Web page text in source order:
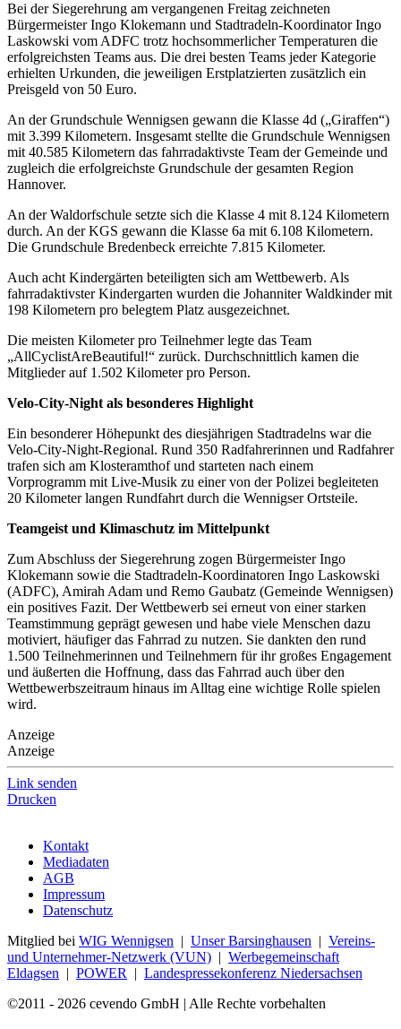
Bei der Siegerehrung am vergangenen Freitag zeichneten
Bürgermeister Ingo Klokemann und Stadtradeln-Koordinator Ingo
Laskowski vom ADFC trotz hochsommerlicher Temperaturen die
erfolgreichsten Teams aus. Die drei besten Teams jeder Kategorie
erhielten Urkunden, die jeweiligen Erstplatzierten zusätzlich ein
Preisgeld von 50 Euro.
An der Grundschule Wennigsen gewann die Klasse 4d („Giraffen“)
mit 3.399 Kilometern. Insgesamt stellte die Grundschule Wennigsen
mit 40.585 Kilometern das fahrradaktivste Team der Gemeinde und
zugleich die erfolgreichste Grundschule der gesamten Region
Hannover.
An der Waldorfschule setzte sich die Klasse 4 mit 8.124 Kilometern
durch. An der KGS gewann die Klasse 6a mit 6.108 Kilometern.
Die Grundschule Bredenbeck erreichte 7.815 Kilometer.
Auch acht Kindergärten beteiligten sich am Wettbewerb. Als
fahrradaktivster Kindergarten wurden die Johanniter Waldkinder mit
198 Kilometern pro belegtem Platz ausgezeichnet.
Die meisten Kilometer pro Teilnehmer legte das Team
„AllCyclistAreBeautiful!“ zurück. Durchschnittlich kamen die
Mitglieder auf 1.502 Kilometer pro Person.
Velo-City-Night als besonderes Highlight
Ein besonderer Höhepunkt des diesjährigen Stadtradelns war die
Velo-City-Night-Regional. Rund 350 Radfahrerinnen und Radfahrer
trafen sich am Klosteramthof und starteten nach einem
Vorprogramm mit Live-Musik zu einer von der Polizei begleiteten
20 Kilometer langen Rundfahrt durch die Wennigser Ortsteile.
Teamgeist und Klimaschutz im Mittelpunkt
Zum Abschluss der Siegerehrung zogen Bürgermeister Ingo
Klokemann sowie die Stadtradeln-Koordinatoren Ingo Laskowski
(ADFC), Amirah Adam und Remo Gaubatz (Gemeinde Wennigsen)
ein positives Fazit. Der Wettbewerb sei erneut von einer starken
Teamstimmung geprägt gewesen und habe viele Menschen dazu
motiviert, häufiger das Fahrrad zu nutzen. Sie dankten den rund
1.500 Teilnehmerinnen und Teilnehmern für ihr großes Engagement
und äußerten die Hoffnung, dass das Fahrrad auch über den
Wettbewerbszeitraum hinaus im Alltag eine wichtige Rolle spielen
wird.
Anzeige
Anzeige
Link senden
Drucken
Kontakt
Mediadaten
AGB
Impressum
Datenschutz
Mitglied bei WIG Wennigsen | Unser Barsinghausen | Vereins-
und Unternehmer-Netzwerk (VUN) | Werbegemeinschaft
Eldagsen | POWER | Landespressekonferenz Niedersachsen
©2011 - 2026 cevendo GmbH | Alle Rechte vorbehalten